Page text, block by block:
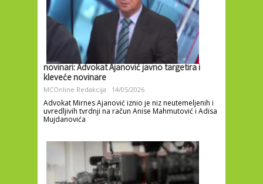
novinari: Advokat Ajanović javno targetira i
kleveće novinare
MCOnline Redakcija 14/05/2026
Advokat Mirnes Ajanović iznio je niz neutemeljenih i
uvredljivih tvrdnji na račun Anise Mahmutović i Adisa
Mujdanovića